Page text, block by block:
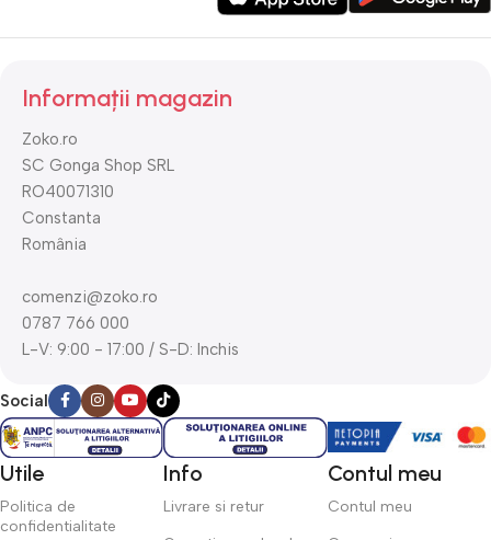
Informații magazin
Zoko.ro
SC Gonga Shop SRL
RO40071310
Constanta
România
comenzi@zoko.ro
0787 766 000
L-V: 9:00 - 17:00 / S-D: Inchis
Social
Utile
Politica de
confidentialitate
Info
Livrare si retur
Contul meu
Contul meu